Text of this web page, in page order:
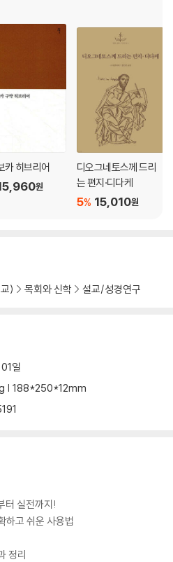
가·216
스, 2014); 『성경
카 히브리어
원
디오그네토스께 드리
는 편지·디다케
15,010원
5%
) 목회와 신학 설교/성경연구
일
| 188*250*12mm
터 실전까지!
하고 쉬운 사용법
정리